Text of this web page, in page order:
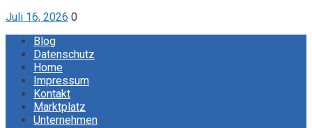
Juli 16, 2026 0
Blog
Datenschutz
Home
Impressum
Kontakt
Marktplatz
Unternehmen